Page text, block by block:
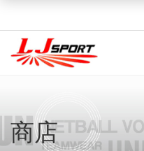
認識 LJ SPORT
為什麼選擇我們？
我們的客戶
球衣
籃球
跑步 / 田徑 hot
團體服
POLO 恤
熱昇華服裝 hot
紀念品
熱昇華強力吸水毛巾
棒球帽
訂購指南
竹炭運動布功能
了解熱昇華印花 hot
商店